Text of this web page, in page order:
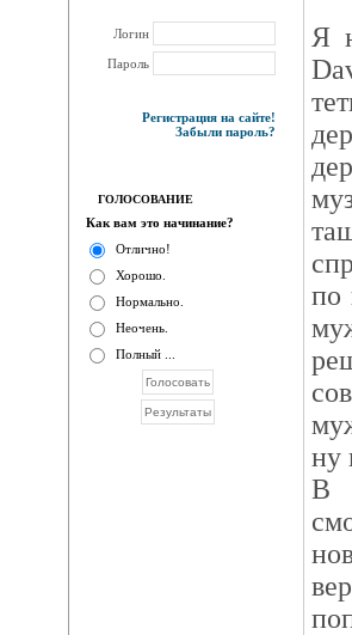
Логин
Пароль
Регистрация на сайте!
Забыли пароль?
ГОЛОСОВАНИЕ
Как вам это начинание?
Отлично!
Хорошо.
Нормально.
Неочень.
Полный ...
Я
по
ну
В